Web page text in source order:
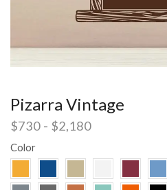
Pizarra Vintage
$730 - $2,180
Color